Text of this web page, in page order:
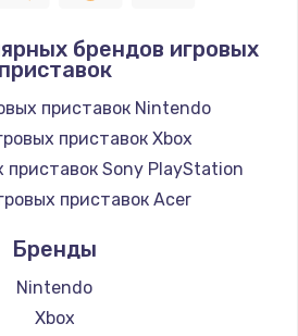
IMEI
1190 руб.
Заказать
корпуса
Заказать
микрофона
брендов игровых
приставок
приставок Nintendo
приставок Xbox
приставок Sony PlayStation
приставок Acer
Бренды
Nintendo
Xbox